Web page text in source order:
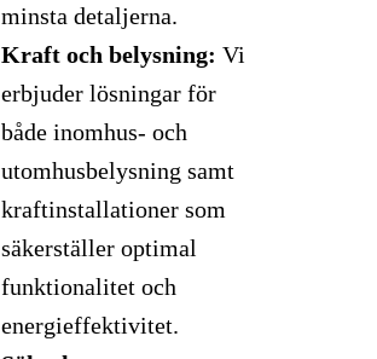
minsta detaljerna.
Kraft och belysning: Vi
erbjuder lösningar för
både inomhus- och
utomhusbelysning samt
kraftinstallationer som
säkerställer optimal
funktionalitet och
energieffektivitet.